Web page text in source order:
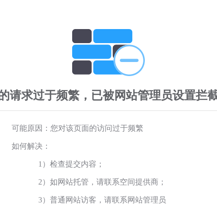
请求过于频繁，已被网站管理员设置拦
可能原因：您对该页面的访问过于频繁
如何解决：
1）检查提交内容；
2）如网站托管，请联系空间提供商；
3）普通网站访客，请联系网站管理员